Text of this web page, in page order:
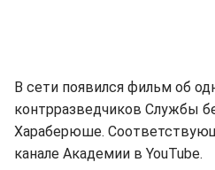
В сети появился фильм об
контрразведчиков Службы
Хараберюше.
канале Академии в YouTube.